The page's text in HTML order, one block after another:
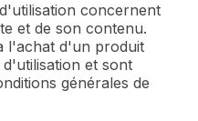
concernent
et de son contenu.
l'achat d'un produit
et sont
générales de